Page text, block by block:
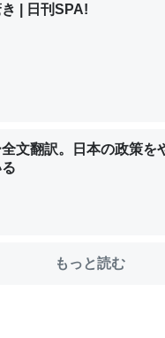
年。でたまに覗いてる。ぼ
情報を共有してる。電池
の父67歳と僕。ITツール導入
8を設定中でした。
時間を日数にすると1週間と
の父67歳と僕。ITツール導入で
| 日刊SPA!
文翻訳。日本の政策を
もっと読む